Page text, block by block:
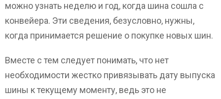
можно узнать неделю и год, когда шина сошла с
конвейера. Эти сведения, безусловно, нужны,
когда принимается решение о покупке новых шин.
Вместе с тем следует понимать, что нет
необходимости жестко привязывать дату выпуска
шины к текущему моменту, ведь это не